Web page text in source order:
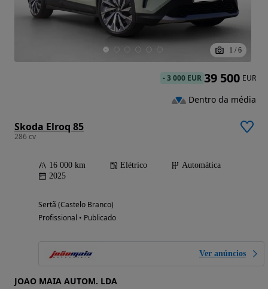
1 / 6
Skoda Elroq 85
286 cv
16 000 km Elétrico
Automática
2025
Sertã (Castelo Branco)
Profissional • Publicado
Ver anúncios
JOAO MAIA AUTOM. LDA
-3 000 EUR 39 500 EUR
Dentro da média